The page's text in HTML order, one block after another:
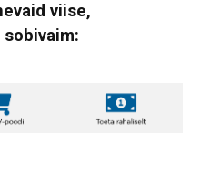
viise,